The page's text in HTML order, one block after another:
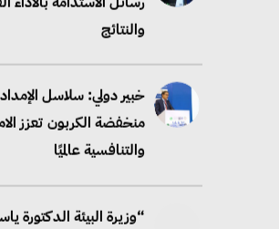
والنتائج
خبير دولي: سلاسل الإمداد
منخفضة الكربون تعزز
والتنافسية عالميًا
“وزيرة البيئة الدكتورة